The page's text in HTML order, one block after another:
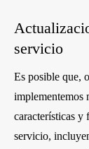
servicio
Es posible que,
implementemos
características y
servicio,